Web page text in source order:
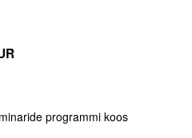
programmi koos